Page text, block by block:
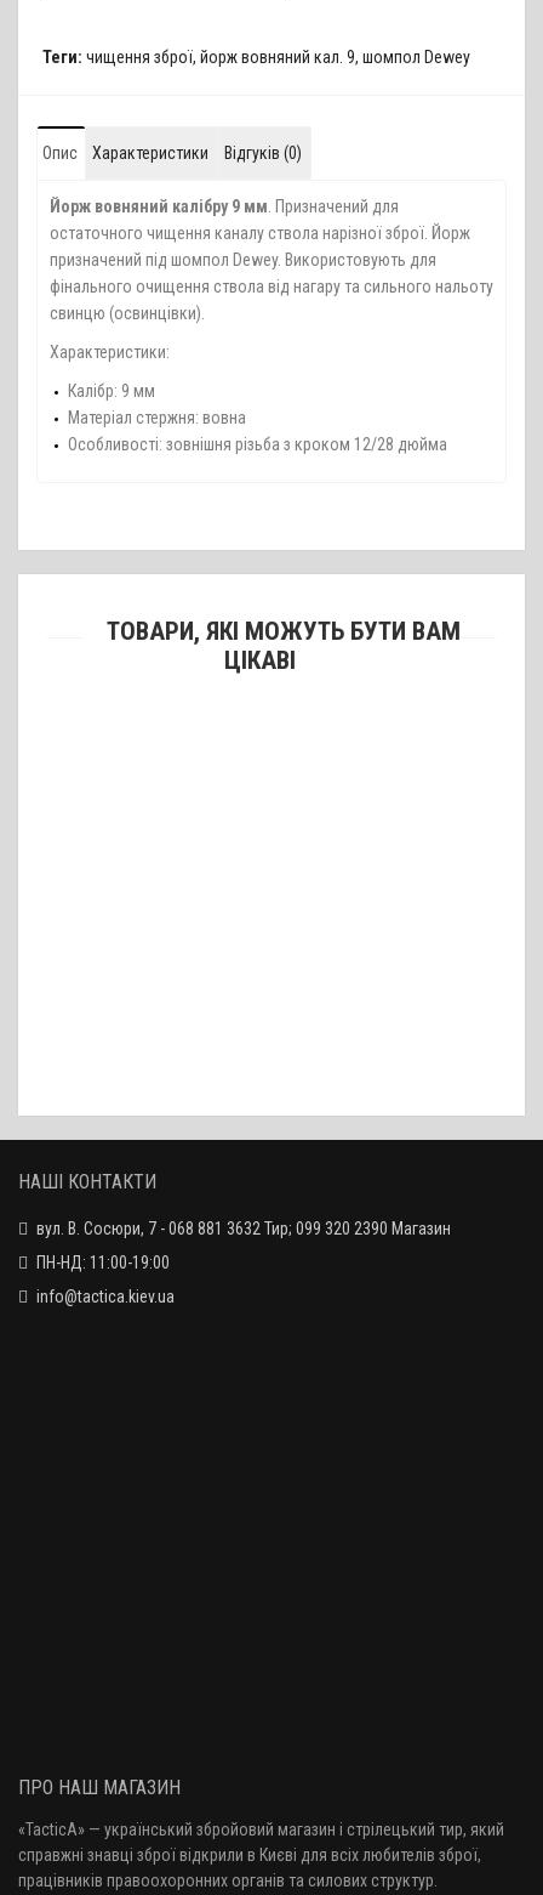
Теги: чищення зброї, йорж вовняний кал. 9, шомпол Dewey
Опис Характеристики Відгуків (0)
Йорж вовняний калібру 9 мм . Призначений для
остаточного чищення каналу ствола нарізної зброї. Йорж
призначений під шомпол Dewey. Використовують для
фінального очищення ствола від нагару та сильного нальоту
свинцю (освинцівки).
Характеристики:
Калібр: 9 мм
Матеріал стержня: вовна
Особливості: зовнішня різьба з кроком 12/28 дюйма
ТОВАРИ, ЯКІ МОЖУТЬ БУТИ ВАМ
ЦІКАВІ
НАШІ КОНТАКТИ
вул. В. Сосюри, 7 - 068 881 3632 Тир; 099 320 2390 Магазин
ПН-НД: 11:00-19:00
info@tactica.kiev.ua
ПРО НАШ МАГАЗИН
«TacticA» — український збройовий магазин і стрілецький тир, який
справжні знавці зброї відкрили в Києві для всіх любителів зброї,
працівників правоохоронних органів та силових структур.